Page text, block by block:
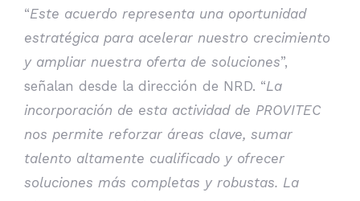
“Este acuerdo representa una oportunidad
estratégica para acelerar nuestro crecimiento
y ampliar nuestra oferta de soluciones”,
señalan desde la dirección de NRD. “La
incorporación de esta actividad de PROVITEC
nos permite reforzar áreas clave, sumar
talento altamente cualificado y ofrecer
soluciones más completas y robustas. La